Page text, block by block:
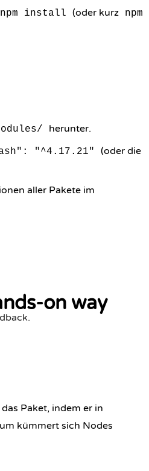
npm install (oder kurz
npm
herunter.
"^4.17.21"
(oder die
aller Pakete im
on way
Paket, indem er in
kümmert sich Nodes